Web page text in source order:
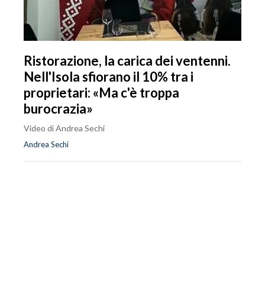
Ristorazione, la carica dei ventenni.
Nell'Isola sfiorano il 10% tra i
proprietari: «Ma c'è troppa
burocrazia»
Video di Andrea Sechi
Andrea Sechi